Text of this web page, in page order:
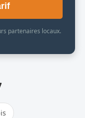
partenaires locaux.